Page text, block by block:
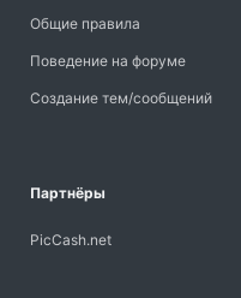
Общие правила
Поведение на форуме
Создание тем/сообщений
Партнёры
PicCash.net